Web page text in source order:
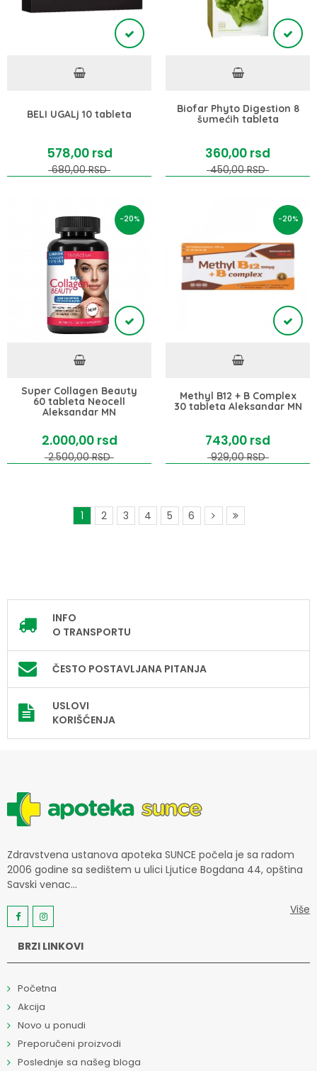
BELI UGALj 10 tableta
578,00 rsd
680,00 RSD
Biofar Phyto Digestion 8
šumećih tableta
360,00 rsd
450,00 RSD
-20%
Super Collagen Beauty
60 tableta Neocell
Aleksandar MN
2.000,00 rsd
2.500,00 RSD
-20%
Methyl B12 + B Complex
30 tableta Aleksandar MN
743,00 rsd
929,00 RSD
1 2 3 4 5 6
INFO
O TRANSPORTU
ČESTO POSTAVLJANA PITANJA
USLOVI
KORIŠĆENJA
Zdravstvena ustanova apoteka SUNCE počela je sa radom
2006 godine sa sedištem u ulici Ljutice Bogdana 44, opština
Savski venac...
Više
BRZI LINKOVI
Početna
Akcija
Novo u ponudi
Preporučeni proizvodi
Poslednje sa našeg bloga